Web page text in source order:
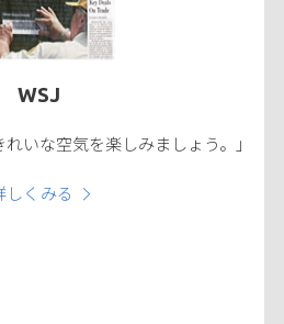
WSJ
れいな空気を楽しみましょう。」
しくみる